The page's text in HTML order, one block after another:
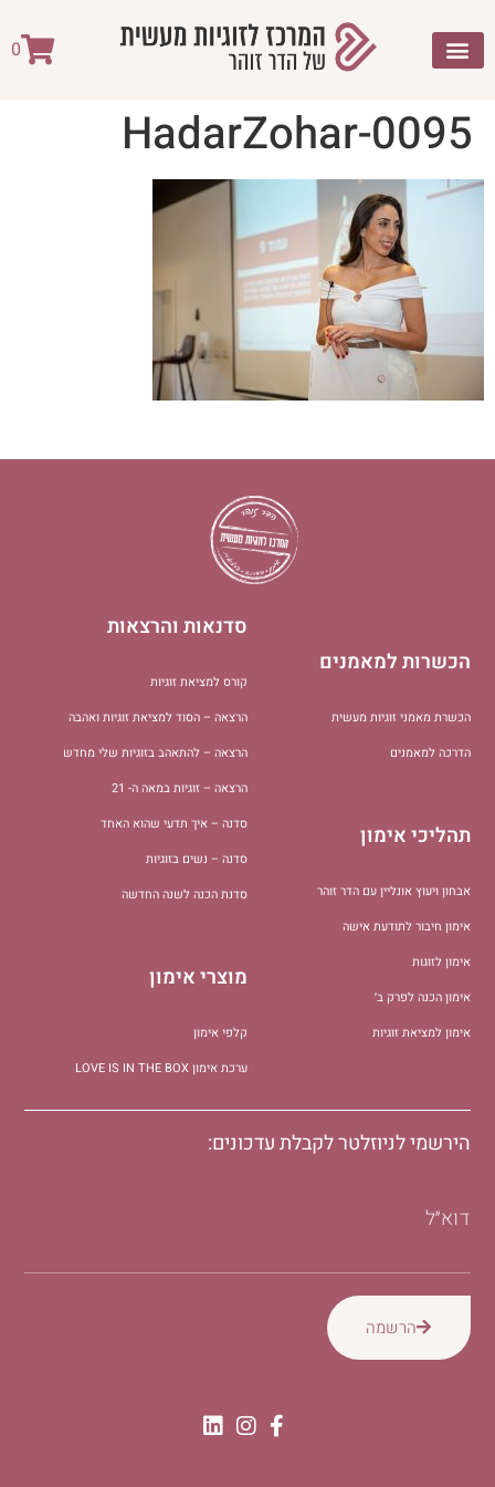
0
HadarZohar-0095
הכשרות למאמנים
הכשרת מאמני זוגיות מעשית
הדרכה למאמנים
תהליכי אימון
אבחון ויעוץ אונליין עם הדר זוהר
אימון חיבור לתודעת אישה
אימון לזוגות
אימון הכנה לפרק ב׳
אימון למציאת זוגיות
סדנאות והרצאות
קורס למציאת זוגיות
הרצאה – הסוד למציאת זוגיות ואהבה
הרצאה – להתאהב בזוגיות שלי מחדש
הרצאה – זוגיות במאה ה- 21
סדנה – איך תדעי שהוא האחד
סדנה – נשים בזוגיות
סדנת הכנה לשנה החדשה
מוצרי אימון
קלפי אימון
ערכת אימון LOVE IS IN THE BOX
הירשמי לניוזלטר לקבלת עדכונים:
דוא״ל
הרשמה